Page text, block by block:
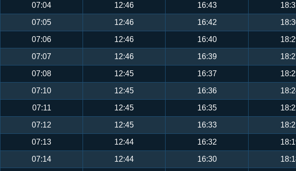
07:04 12:46 16:43
07:05 12:46 16:42
07:06 12:46 16:40
07:07 12:46 16:39
07:08 12:45 16:37
07:10 12:45 16:36
07:11 12:45 16:35
07:12 12:45 16:33
07:13 12:44 16:32
07:14 12:44 16:30